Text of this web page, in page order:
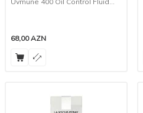
68,00AZN